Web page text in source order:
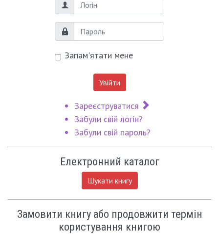
Логін
Пароль
Запам'ятати мене
Увійти
Зареєструватися
Забули свій логін?
Забули свій пароль?
Електронний каталог
Шукати книгу
Замовити книгу або продовжити термін
користування книгою